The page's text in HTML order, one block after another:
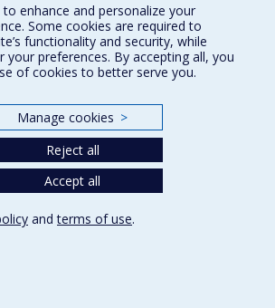
de paysage
enhance and personalize your
Some cookies are required to
functionality and security, while
your preferences. By accepting all, you
of cookies to better serve you.
Manage cookies >
Reject all
Accept all
andterms of use.